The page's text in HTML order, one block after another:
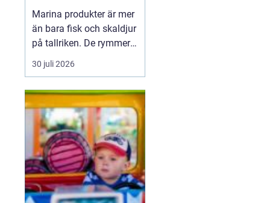
upplevelser
Marina produkter är mer
än bara fisk och skaldjur
på tallriken. De rymmer
allt från mat och hälsa
till friluftsliv, kultur och
områden spelar havet en
central roll för både
ekonomi och livskvalitet.
När fler söker sig mot
nat...
30 juli 2026